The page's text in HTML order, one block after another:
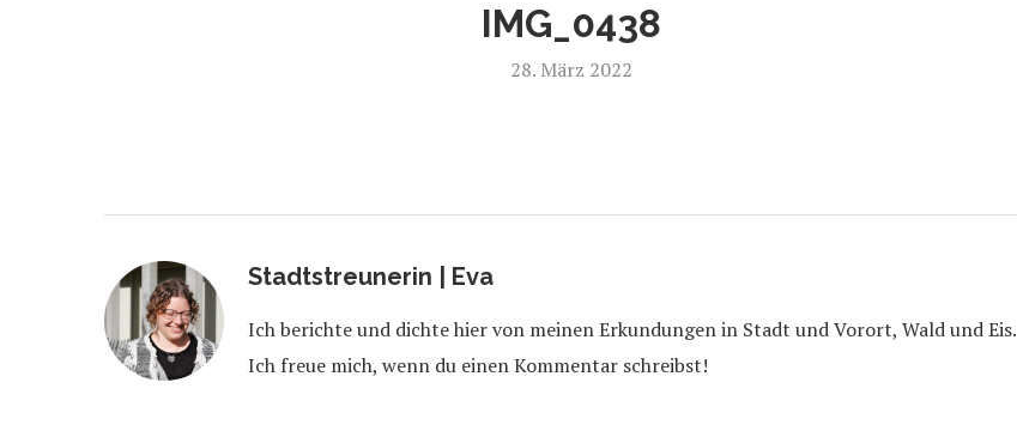
IMG_0438
28. März 2022
Stadtstreunerin | Eva
Ich berichte und dichte hier von meinen Erkundungen in Stadt und Vorort, Wald und Eis.
Ich freue mich, wenn du einen Kommentar schreibst!